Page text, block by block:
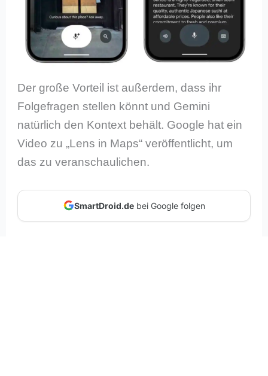
Der große Vorteil ist außerdem, dass ihr
Folgefragen stellen könnt und Gemini
natürlich den Kontext behält. Google hat ein
Video zu „Lens in Maps“ veröffentlicht, um
das zu veranschaulichen.
SmartDroid.debei Google folgen